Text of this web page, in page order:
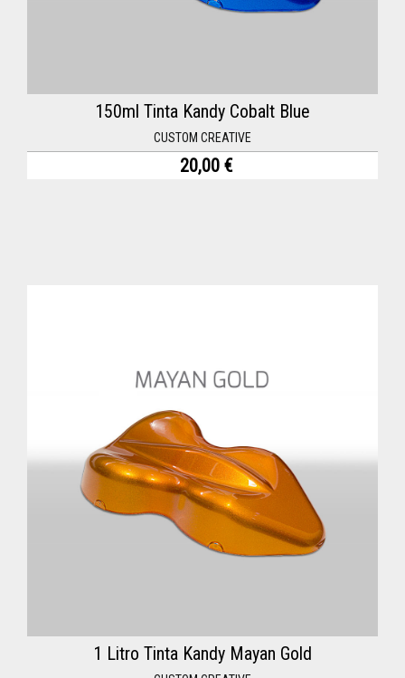
150ml Tinta Kandy Cobalt Blue
CUSTOM CREATIVE
20,00 €
1 Litro Tinta Kandy Mayan Gold